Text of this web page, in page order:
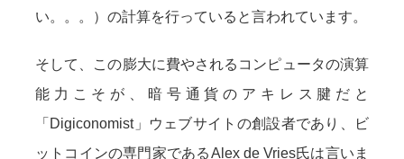
い。。。）の計算を行っていると言われています。
そして、この膨大に費やされるコンピュータの演算
能力こそが、暗号通貨のアキレス腱だと
「Digiconomist」ウェブサイトの創設者であり、ビ
ットコインの専門家であるAlex de Vries氏は言いま